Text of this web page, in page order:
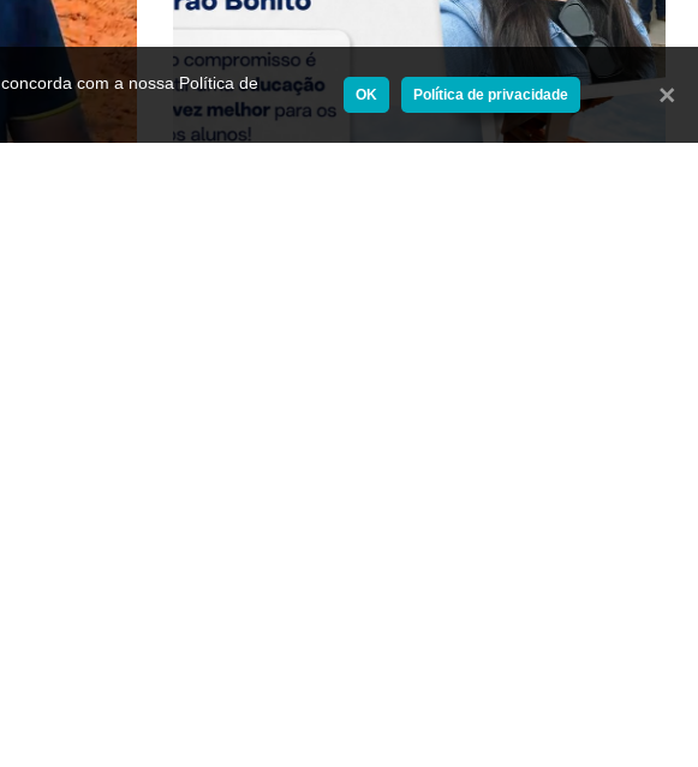
com a nossa Política de
OK Política de privacidade Fechar